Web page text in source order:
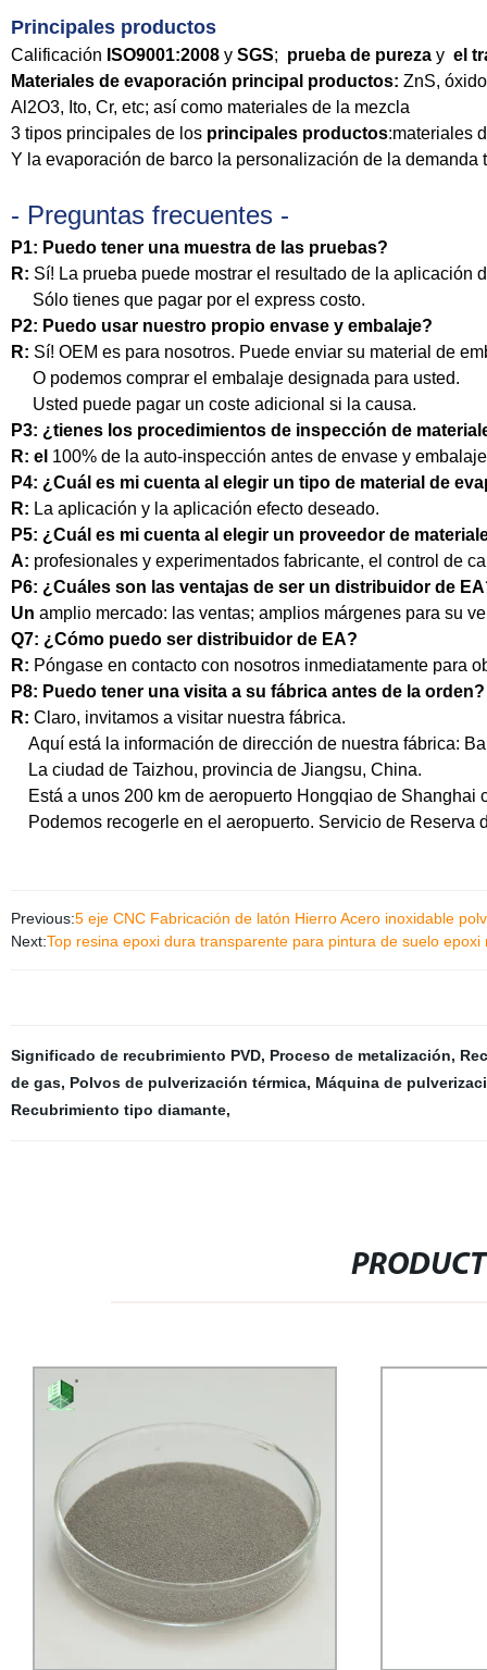
Principales productos
Calificación ISO9001:2008ySGS; prueba de purezay el
Materiales de evaporación principal productos: ZnS,
Al2O3, Ito, Cr, etc; así como materiales de la mezcla
3 tipos principales de losprincipales productos:materiales
Y la evaporación de barco la personalización de la
- Preguntas frecuentes -
P1: Puedo tener una muestra de las pruebas?
R: Sí! La prueba puede mostrar el resultado de la aplicación
Sólo tienes que pagar por el express costo.
P2: Puedo usar nuestro propio envase y embalaje?
R: Sí! OEM es para nosotros. Puede enviar su material de
O podemos comprar el embalaje designada para usted.
Usted puede pagar un coste adicional si la causa.
P3: ¿tienes los procedimientos de inspección de
R: el 100% de la auto-inspección antes de envase y embalaje
P4: ¿Cuál es mi cuenta al elegir un tipo de material de
R: La aplicación y la aplicación efecto deseado.
P5: ¿Cuál es mi cuenta al elegir un proveedor de
A: profesionales y experimentados fabricante, el control de
P6: ¿Cuáles son las ventajas de ser un distribuidor de
Un amplio mercado: las ventas; amplios márgenes para su
Q7: ¿Cómo puedo ser distribuidor de EA?
R: Póngase en contacto con nosotros inmediatamente para
P8: Puedo tener una visita a su fábrica antes de la orden?
R: Claro, invitamos a visitar nuestra fábrica.
Aquí está la información de dirección de nuestra fábrica:
La ciudad de Taizhou, provincia de Jiangsu, China.
Está a unos 200 km de aeropuerto Hongqiao de Shanghai
Podemos recogerle en el aeropuerto. Servicio de Reserva
Previous:5 eje CNC Fabricación de latón Hierro Acero inoxidable
Next:Top resina epoxi dura transparente para pintura de suelo
Significado de recubrimiento PVD, Proceso de metalización,
de gas, Polvos de pulverización térmica, Máquina de
Recubrimiento tipo diamante,